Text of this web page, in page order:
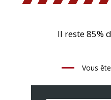
Il reste 85%
Vous